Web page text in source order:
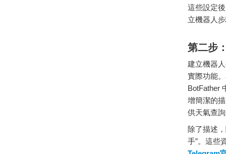
這些設定
立機器 人
第二步
建立機器 人
實際功能。
BotFather
增簡潔的
供天氣查詢
除了描述，
手”。 這些